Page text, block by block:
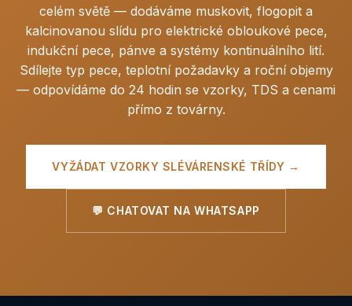
celém světě — dodáváme muskovit, flogopit a
kalcinovanou slídu pro elektrické obloukové pece,
indukční pece, pánve a systémy kontinuálního lití.
Sdílejte typ pece, teplotní požadavky a roční objemy
— odpovídáme do 24 hodin se vzorky, TDS a cenami
přímo z továrny.
VYŽÁDAT VZORKY SLÉVÁRENSKÉ TŘÍDY →
💬 CHATOVAT NA WHATSAPP